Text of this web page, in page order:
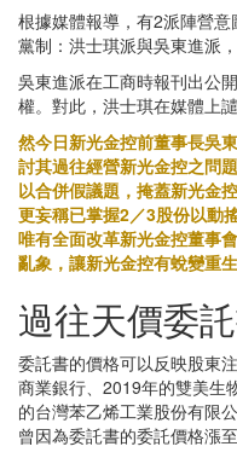
根據媒體報導，有2派陣營
黨制：洪士琪派與吳東進派
吳東進派在工商時報刊出公
權。對此，洪士琪在媒體上譴
然今日新光金控前董事長吳
討其過往經營新光金控之問
以合併假議題，掩蓋新光金
更妄稱已掌握2／3股份以動
唯有全面改革新光金控董事
亂象，讓新光金控有蛻變重生
過往天價委
委託書的價格可以反映股東
商業銀行、2019年的雙美生
的台灣苯乙烯工業股份有限
曾因為委託書的委託價格漲